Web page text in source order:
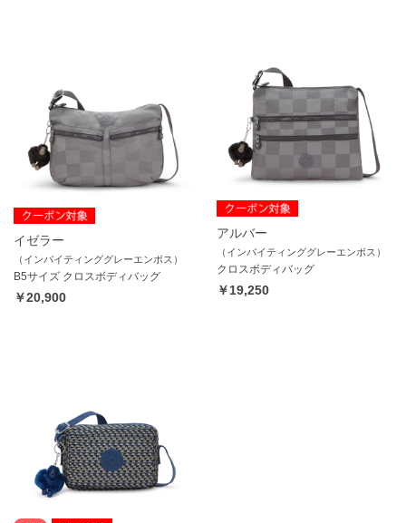
イゼラー
（インバイティンググレーエンボス）
B5サイズ クロスボディバッグ
￥20,900
アルバー
（インバイティンググレーエンボス）
クロスボディバッグ
￥19,250